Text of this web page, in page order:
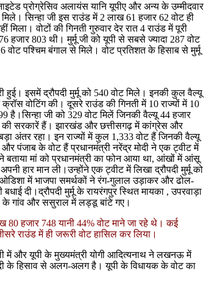
प्रोग्रेसिव अलायंस यानि यूपीए और अन्य के उम्मीदवार
सिन्हा जी इस राउंड में 2 लाख 61 हजार 62 वोट ही
वोटों की गिनती गुरुवार देर रात 4 राउंड में पूरी
803 थी। मुर्मू जी को यूपी से सबसे ज्यादा 287 वोट
पश्चिम बंगाल से मिले। वोट प्रतिशत के हिसाब से मुर्मू
हुई। इसमें द्रौपदी मुर्मू को 540 वोट मिले। इनकी कुल वैल्यू
वोटिंग की। दूसरे राउंड की गिनती में 10 राज्यों में 10
है।सिन्हा जी को 329 वोट मिलें जिनकी वैल्यू 44 हजार
की सरकारें हैं। झारखंड और छत्तीसगढ़ में कांग्रेस और
अंतर रहा। इन राज्यों में कुल 1,333 वोट हैं जिनकी वैल्यू
पंजाब के वोट हैं प्रधानमंत्री नरेंद्र मोदी ने एक ट्वीट में
ने बताया मां को प्रधानमंत्री का फोन आया था, आंखों में आंसू
हार मान ली।उन्होंने एक ट्वीट में लिखा द्रौपदी मुर्मू को
में भाजपा समर्थकों ने रंग-गुलाल उड़ाकर और ढोल-
दी।द्रौपदी मुर्मू के रायरंगपुर स्थित मायका , उपरवाड़ा
के गांव और ससुराल में लड्डू बांटे गए।
80 हजार 748 यानी 44% वोट माने जा रहे थे। कई
राउंड में ही जरूरी वोट हासिल कर लिया।
में और यूपी के मुख्यमंत्री योगी आदित्यनाथ ने लखनऊ में
के हिसाव से अलग-अलग है। यूपी के विधायक के वोट का